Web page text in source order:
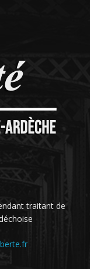
traitant de